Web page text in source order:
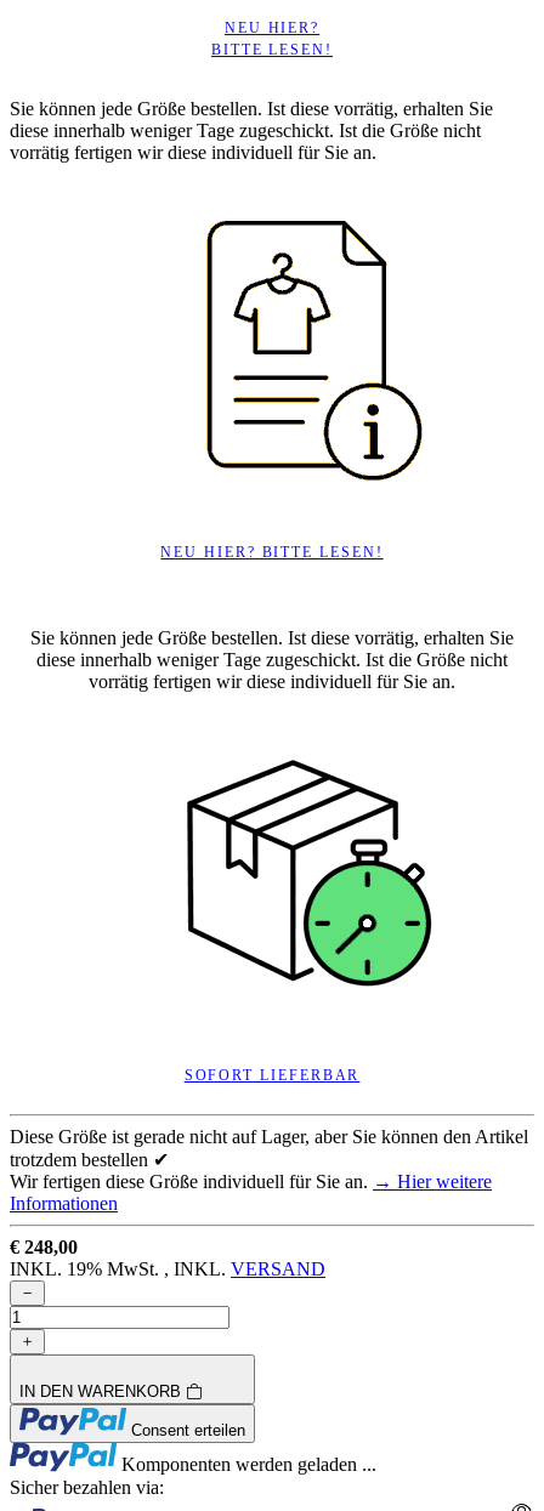
NEU HIER?
BITTE LESEN!
Sie können jede Größe bestellen. Ist diese vorrätig, erhalten Sie
diese innerhalb weniger Tage zugeschickt. Ist die Größe nicht
vorrätig fertigen wir diese individuell für Sie an.
NEU HIER? BITTE LESEN!
Sie können jede Größe bestellen. Ist diese vorrätig, erhalten Sie
diese innerhalb weniger Tage zugeschickt. Ist die Größe nicht
vorrätig fertigen wir diese individuell für Sie an.
SOFORT LIEFERBAR
Diese Größe ist gerade nicht auf Lager, aber Sie können den Artikel
trotzdem bestellen ✔
Wir fertigen diese Größe individuell für Sie an. → Hier weitere
Informationen
€ 248,00
INKL. 19% MwSt. , INKL. VERSAND
IN DEN WARENKORB
Consent erteilen
Loading...
Komponenten werden geladen ...
Sicher bezahlen via: